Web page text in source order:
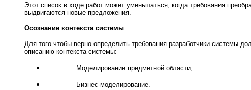
Этот список в ходе работ может уменьшаться, когда требования
выдвигаются новые предложения.
Осознание контекста системы
Для того чтобы верно определить требования разработчики системы
описанию контекста системы:
Моделирование предметной области;
Бизнес-моделирование.